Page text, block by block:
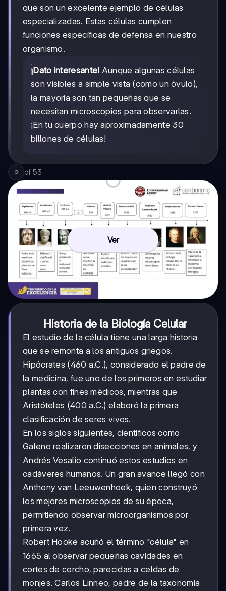
que son un excelente ejemplo de células
especializadas. Estas células cumplen
funciones específicas de defensa en nuestro
organismo.
¡Dato interesante! Aunque algunas células
son visibles a simple vista (como un óvulo),
la mayoría son tan pequeñas que se
necesitan microscopios para observarlas.
¡En tu cuerpo hay aproximadamente 30
billones de células!
2 of 53
Ver
Historia de la Biología Celular
El estudio de la célula tiene una larga historia
que se remonta a los antiguos griegos.
Hipócrates (460 a.C.), considerado el padre de
la medicina, fue uno de los primeros en estudiar
plantas con fines médicos, mientras que
Aristóteles (400 a.C.) elaboró la primera
clasificación de seres vivos.
En los siglos siguientes, científicos como
Galeno realizaron disecciones en animales, y
Andrés Vesalio continuó estos estudios en
cadáveres humanos. Un gran avance llegó con
Anthony van Leeuwenhoek, quien construyó
los mejores microscopios de su época,
permitiendo observar microorganismos por
primera vez.
Robert Hooke acuñó el término "célula" en
1665 al observar pequeñas cavidades en
cortes de corcho, parecidas a celdas de
monjes. Carlos Linneo, padre de la taxonomía